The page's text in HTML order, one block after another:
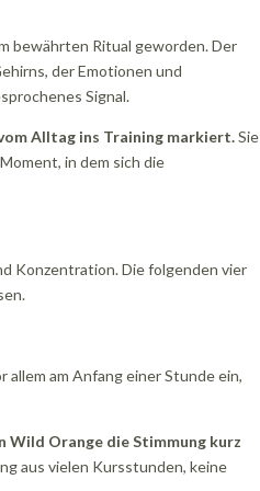
bewährten Ritual geworden. Der
der Emotionen und
Signal.
Alltag ins Training markiert.Sie
in dem sich die
Konzentration. Die folgenden vier
am Anfang einer Stunde ein,
Wild Orange die Stimmung kurz
aus vielen Kursstunden, keine